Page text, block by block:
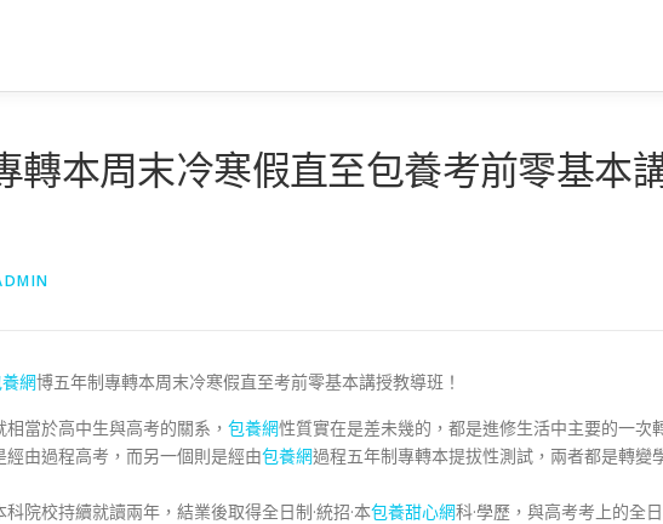
轉本周末冷寒假直至包養考前零基本
網博五年制專轉本周末冷寒假直至考前零基本講授教導班！
當於高中生與高考的關系， 包養網性質實在是差未幾的，都是進修生活中主要的一次
由過程高考，而另一個則是經由包養網過程五年制專轉本提拔性測試，兩者都是轉變
院校持續就讀兩年，結業後取得全日制·統招·本包養甜心網科·學歷，與高考考上的全日